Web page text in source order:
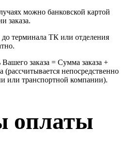
можно банковской картой
заказа.
до терминала ТК или отделения
Вашего заказа = Сумма заказа +
(рассчитывается непосредственно
или транспортной компании).
оплаты